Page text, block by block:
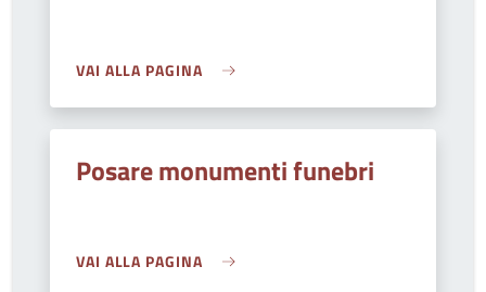
VAI ALLA PAGINA
Posare monumenti funebri
VAI ALLA PAGINA